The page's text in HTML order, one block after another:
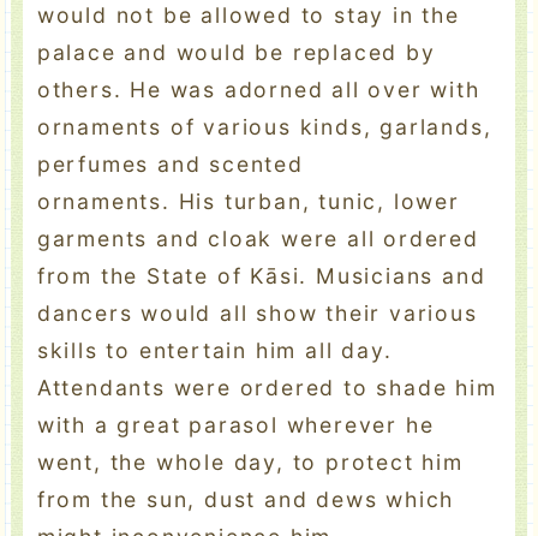
would not be allowed to stay in the
palace and would be replaced by
others. He was adorned all over with
ornaments of various kinds, garlands,
perfumes and scented
ornaments. His turban, tunic, lower
garments and cloak were all ordered
from the State of Kāsi. Musicians and
dancers would all show their various
skills to entertain him all day.
Attendants were ordered to shade him
with a great parasol wherever he
went, the whole day, to protect him
from the sun, dust and dews which